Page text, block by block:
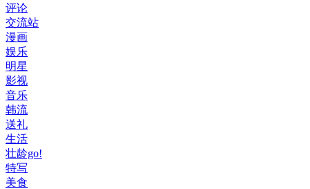
评论
交流站
漫画
娱乐
明星
影视
音乐
韩流
送礼
生活
壮龄go!
特写
美食